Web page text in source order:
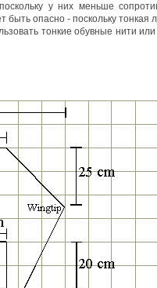
у них меньше
опасно - поскольку тонкая
тонкие обувные нити